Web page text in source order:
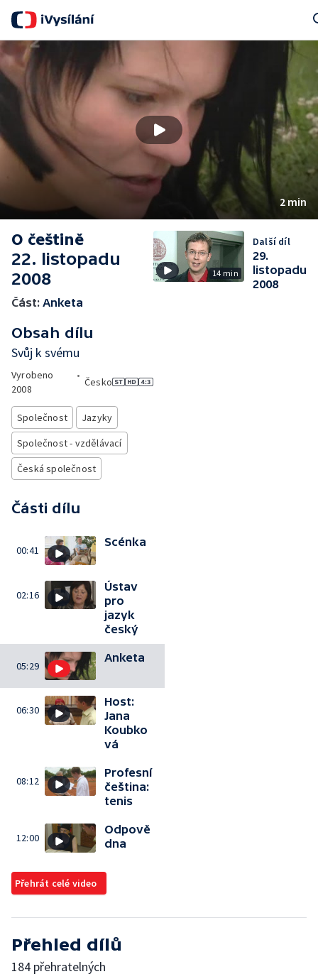
2 min
O češtině
22. listopadu
2008
Část: Anketa
Obsah dílu
Svůj k svému
Vyrobeno
2008
•
Česko
Společnost
Jazyky
Společnost - vzdělávací
Česká společnost
Části dílu
00:41
Scénka
02:16
Ústav
pro
jazyk
český
05:29
Anketa
06:30
Host:
Jana
Koubko
vá
08:12
Profesní
čeština:
tenis
12:00
Odpově
dna
Přehrát celé video
14 min
Další díl
29.
listopadu
2008
Přehled dílů
184 přehratelných